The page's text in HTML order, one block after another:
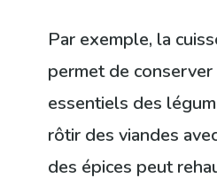
Par exemple, la
permet de
essentiels des
rôtir des viandes
des épices peut